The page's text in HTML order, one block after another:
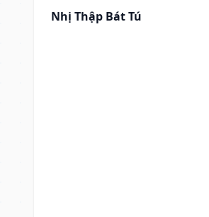
Nhị Thập Bát Tú